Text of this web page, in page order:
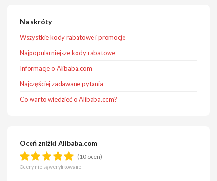
Na skróty
Wszystkie kody rabatowe i promocje
Najpopularniejsze kody rabatowe
Informacje o Alibaba.com
Najczęściej zadawane pytania
Co warto wiedzieć o Alibaba.com?
Oceń zniżki Alibaba.com
(10 ocen)
Oceny nie są weryfikowane